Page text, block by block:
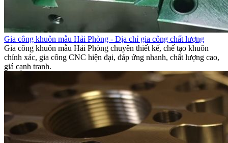
Gia công khuôn mẫu Hải Phòng - Địa chỉ gia công chất lượng
Gia công khuôn mẫu Hải Phòng chuyên thiết kế, chế tạo khuôn
chính xác, gia công CNC hiện đại, đáp ứng nhanh, chất lượng cao,
giá cạnh tranh.